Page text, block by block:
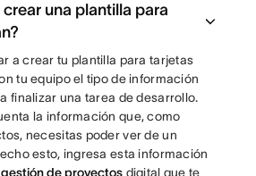
una plantilla para
a crear tu plantilla para tarjetas
tu equipo el tipo de información
finalizar una tarea de desarrollo.
la información que, como
necesitas poder ver de un
esto, ingresa esta información
de proyectos digital que te